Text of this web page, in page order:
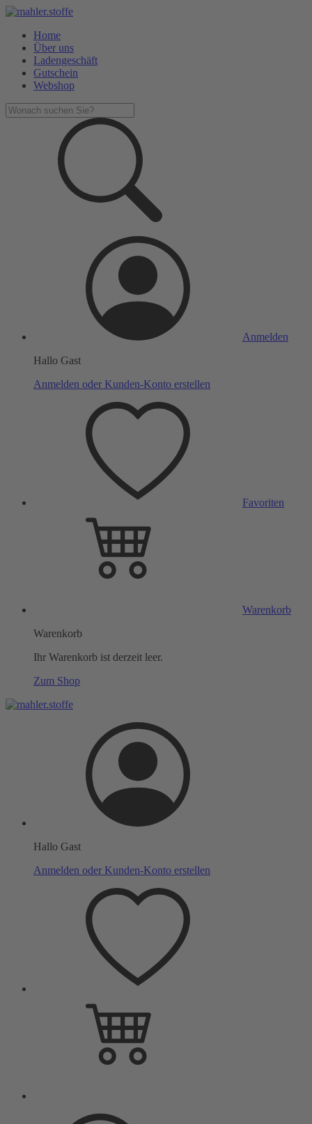
Home
Über uns
Ladengeschäft
Gutschein
Webshop
Anmelden
Hallo Gast
Anmelden oder Kunden-Konto erstellen
Favoriten
Warenkorb
Warenkorb
Ihr Warenkorb ist derzeit leer.
Zum Shop
Hallo Gast
Anmelden oder Kunden-Konto erstellen